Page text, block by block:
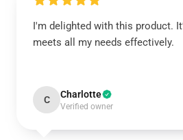
I'm delighted with this product.
meets all my needs effectively.
C Charlotte
Verified owner